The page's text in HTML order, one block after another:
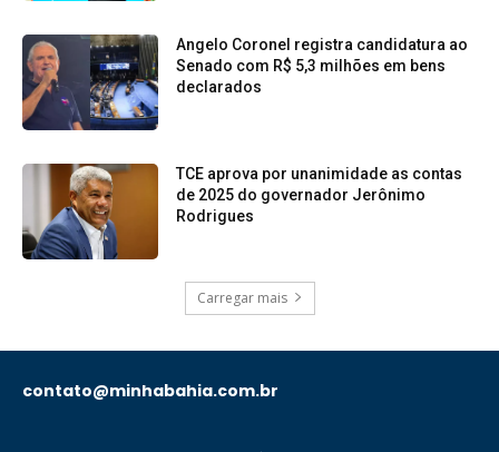
Angelo Coronel registra candidatura ao
Senado com R$ 5,3 milhões em bens
declarados
TCE aprova por unanimidade as contas
de 2025 do governador Jerônimo
Rodrigues
Carregar mais
contato@minhabahia.com.br